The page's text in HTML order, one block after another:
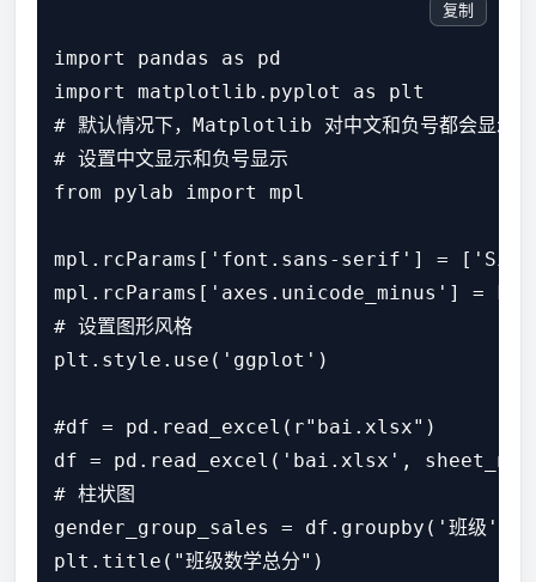
import pandas as pd
import matplotlib.pyplot as plt
# 默认情况下，Matplotlib 对中文和负号都会显示为
# 设置中文显示和负号显示
from pylab import mpl
mpl.rcParams['font.sans-serif'] =
mpl.rcParams['axes.unicode_minus'] =
# 设置图形风格
plt.style.use('ggplot')
#df = pd.read_excel(r"bai.xlsx")
df = pd.read_excel('bai.xlsx',
# 柱状图
gender_group_sales = df.groupby('班级
plt.title("班级数学总分")
复制